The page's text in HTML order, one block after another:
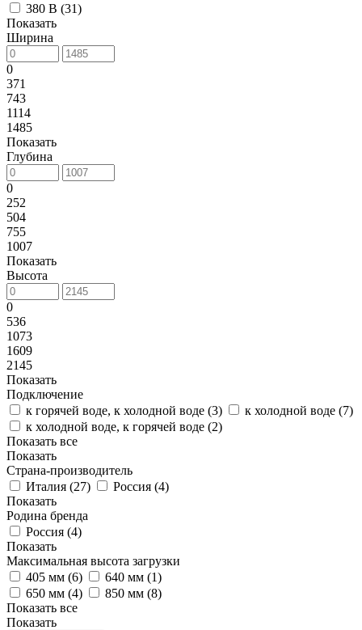
380 В (31)
Показать
Ширина
0
371
743
1114
1485
Показать
Глубина
0
252
504
755
1007
Показать
Высота
0
536
1073
1609
2145
Показать
Подключение
к горячей воде, к холодной воде (3) к холодной воде (7)
к холодной воде, к горячей воде (2)
Показать все
Показать
Страна-производитель
Италия (27) Россия (4)
Показать
Родина бренда
Россия (4)
Показать
Максимальная высота загрузки
405 мм (6) 640 мм (1)
650 мм (4) 850 мм (8)
Показать все
Показать